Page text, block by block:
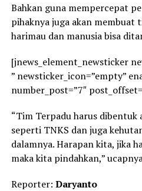
Bahkan guna mempercepat
pihaknya juga akan
harimau dan manusia bisa
[jnews_element_newsticker
” newsticker_icon=”empty”
number_post=”7″
“Tim Terpadu harus dibentuk
seperti TNKS dan juga
dalamnya. Harapan kita, jika
maka kita pindahkan,”
Reporter: Daryanto